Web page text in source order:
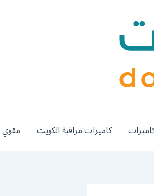
كاميرات مراقبة الكويت